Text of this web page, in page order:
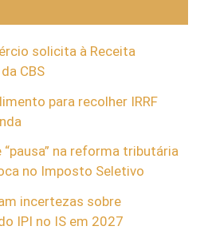
solicita à Receita
CBS
para recolher IRRF
na reforma tributária
no Imposto Seletivo
incertezas sobre
IPI no IS em 2027